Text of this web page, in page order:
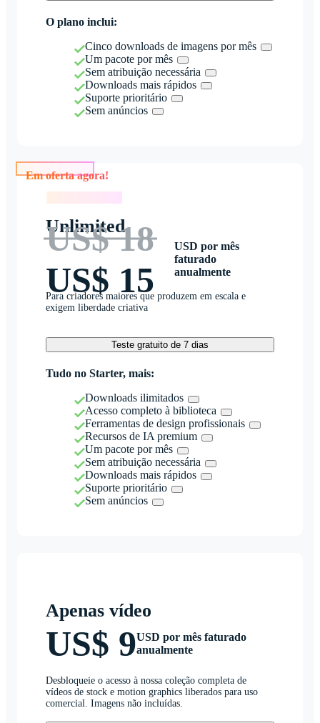
O plano inclui:
Cinco downloads de imagens por mês
Um pacote por mês
Sem atribuição necessária
Downloads mais rápidos
Suporte prioritário
Sem anúncios
Unlimited
US$ 18
US$ 15
USD por mês
faturado
anualmente
Para criadores maiores que produzem em escala e
exigem liberdade criativa
Teste gratuito de 7 dias
Tudo no Starter, mais:
Downloads ilimitados
Acesso completo à biblioteca
Ferramentas de design profissionais
Recursos de IA premium
Um pacote por mês
Sem atribuição necessária
Downloads mais rápidos
Suporte prioritário
Sem anúncios
Apenas vídeo
US$ 9USD por mês faturado
anualmente
Desbloqueie o acesso à nossa coleção completa de
vídeos de stock e motion graphics liberados para uso
comercial. Imagens não incluídas.